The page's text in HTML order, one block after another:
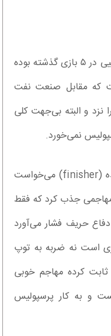
شیرزود تمیروف مهاجم مورد علاقه یحیی در ۵ بازی گذشته بوده
دقیقه نخست که مقابل صنعت نفت
نزد و البته بی‌جهت کلی
نمی‌خورد.
پرسپولیس در حالی که یک تمام کننده (finisher) می‌خواست
مهاجمی جذب کرد که فقط
حریف فشار می‌آورد
است نه ضربه به توپ
تمیروف در این ۵ بازی ثابت کرده مهاجم خوبی
و به کار پرسپولیس